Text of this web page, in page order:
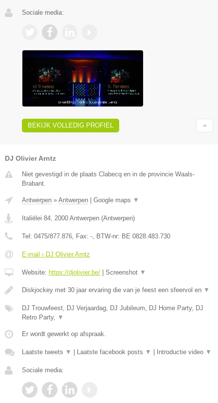
Sociale media:
BEKIJK VOLLEDIG PROFIEL
DJ Olivier Arntz
Niet gevestigd in de plaats Clabecq en in de provincie Waals-
Brabant.
Antwerpen » Antwerpen | Google maps ▼
Italiëlei 84 2000 Antwerpen (Antwerpen)
Tel: 0475/877.876 , Fax: - , BTW-nr: BE 0828.483.730
E-mail › DJ Olivier Arntz
Website: https://djolivier.be/ | Screenshot ▼
Diskjockey met 30 jaar ervaring die van je feest een sfeervol en ▼
DJ Trouwfeest, DJ Verjaardag, DJ Jubileum, DJ Home Party, DJ
Retro Party,
▼
Er wordt gewerkt op afspraak.
Laatste tweets ▼ | Laatste facebook posts ▼ | Introductie video ▼
Sociale media: